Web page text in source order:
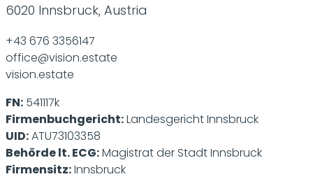
6020 Innsbruck, Austria
+43 676 3356147
office@vision.estate
vision.estate
FN: 541117k
Firmenbuchgericht:Landesgericht Innsbruck
UID:ATU73103358
Behörde lt. ECG:Magistrat der Stadt Innsbruck
Firmensitz:Innsbruck